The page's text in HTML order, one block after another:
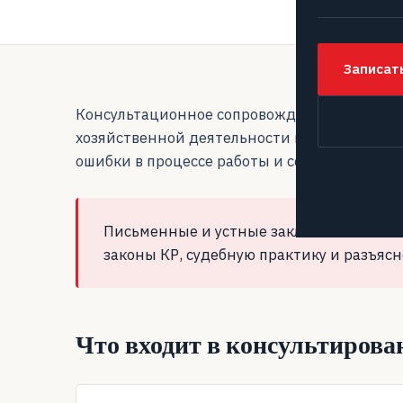
Консультационное сопровождение — это
хозяйственной деятельности компании на
ошибки в процессе работы и сократить
Письменные и устные заключения с
законы КР, судебную практику и
Что входит в